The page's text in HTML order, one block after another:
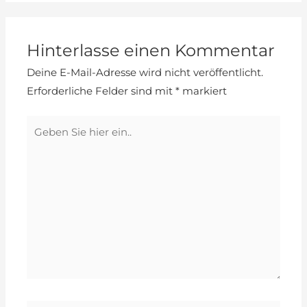
Hinterlasse einen Kommentar
Deine E-Mail-Adresse wird nicht veröffentlicht.
Erforderliche Felder sind mit* markiert